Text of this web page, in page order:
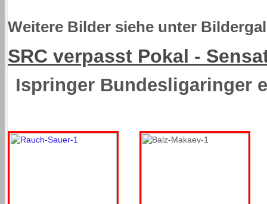
Weitere Bilder siehe unter
SRC verpasst Pokal -
Ispringer Bundesligaringer